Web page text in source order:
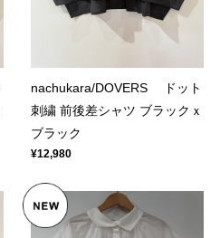
nachukara/DOVERS ドット
刺繍 前後差シャツ ブラックｘ
ブラック
¥12,980